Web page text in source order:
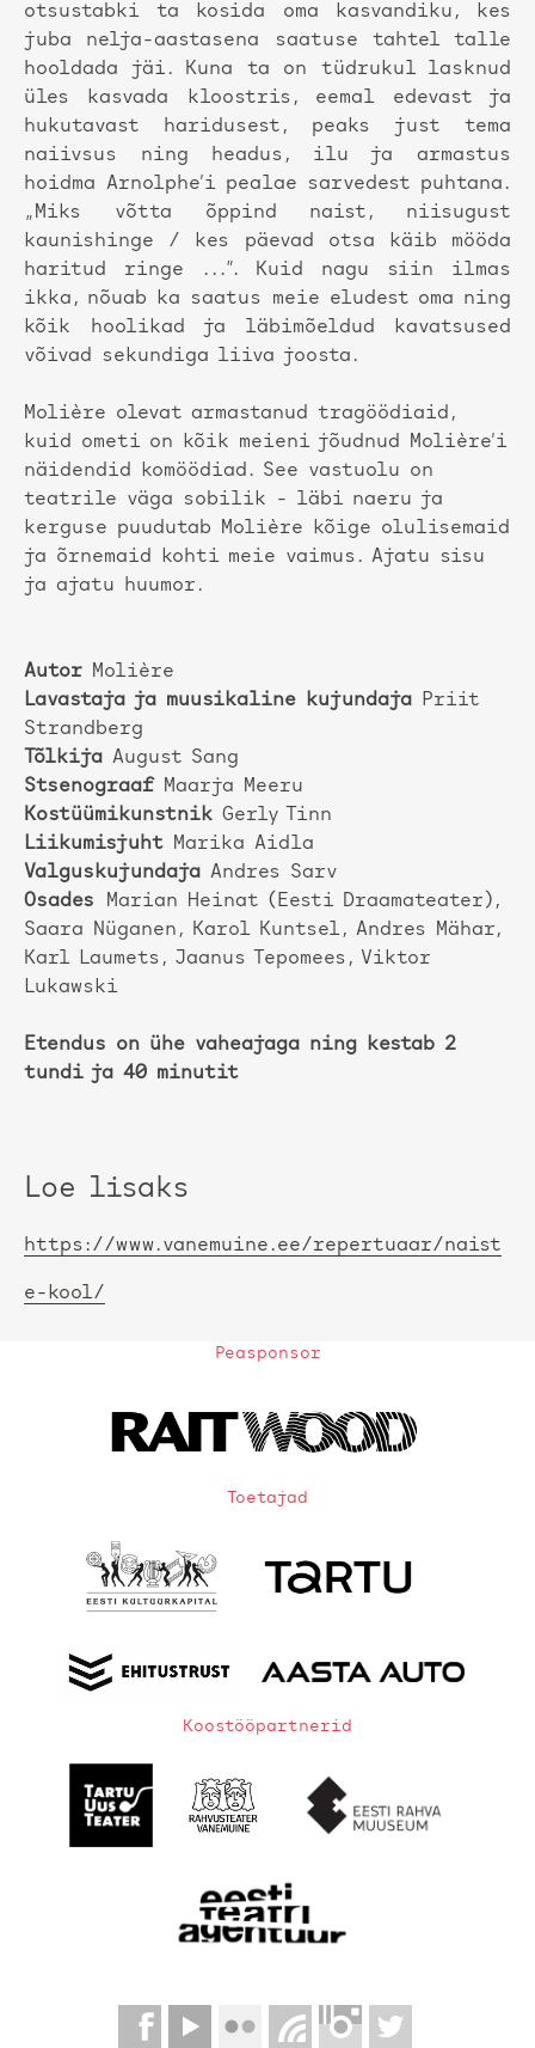
otsustabki ta kosida oma kasvandiku, kes
juba nelja-aastasena saatuse tahtel talle
hooldada jäi. Kuna ta on tüdrukul lasknud
üles kasvada kloostris, eemal edevast ja
hukutavast haridusest, peaks just tema
naiivsus ning headus, ilu ja armastus
hoidma Arnolphe’i pealae sarvedest puhtana.
„Miks võtta õppind naist, niisugust
kaunishinge / kes päevad otsa käib mööda
haritud ringe ...”. Kuid nagu siin ilmas
ikka, nõuab ka saatus meie eludest oma ning
kõik hoolikad ja läbimõeldud kavatsused
võivad sekundiga liiva joosta.
Molière olevat armastanud tragöödiaid,
kuid ometi on kõik meieni jõudnud Molière’i
näidendid komöödiad. See vastuolu on
teatrile väga sobilik - läbi naeru ja
kerguse puudutab Molière kõige olulisemaid
ja õrnemaid kohti meie vaimus. Ajatu sisu
ja ajatu huumor.
Autor Molière
Lavastaja ja muusikaline kujundaja Priit
Strandberg
Tõlkija August Sang
Stsenograaf Maarja Meeru
Kostüümikunstnik Gerly Tinn
Liikumisjuht Marika Aidla
Valguskujundaja Andres Sarv
Osades Marian Heinat (Eesti Draamateater),
Saara Nüganen, Karol Kuntsel, Andres Mähar,
Karl Laumets, Jaanus Tepomees, Viktor
Lukawski
Etendus on ühe vaheajaga ning kestab 2
tundi ja 40 minutit
Loe lisaks
https://www.vanemuine.ee/repertuaar/naist
e-kool/
Peasponsor
Toetajad
Koostööpartnerid